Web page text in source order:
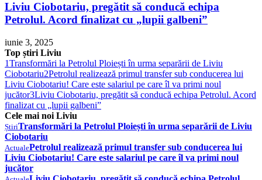
Liviu Ciobotariu, pregătit să conducă echipa
Petrolul. Acord finalizat cu „lupii galbeni”
iunie 3, 2025
Top știri Liviu
1Transformări la Petrolul Ploiești în urma separării de Liviu
Ciobotariu2Petrolul realizează primul transfer sub conducerea lui
Liviu Ciobotariu! Care este salariul pe care îl va primi noul
jucător3Liviu Ciobotariu, pregătit să conducă echipa Petrolul. Acord
finalizat cu „lupii galbeni”
Cele mai noi Liviu
ȘtiriTransformări la Petrolul Ploiești în urma separării de Liviu
Ciobotariu
ActualePetrolul realizează primul transfer sub conducerea lui
Liviu Ciobotariu! Care este salariul pe care îl va primi noul
jucător